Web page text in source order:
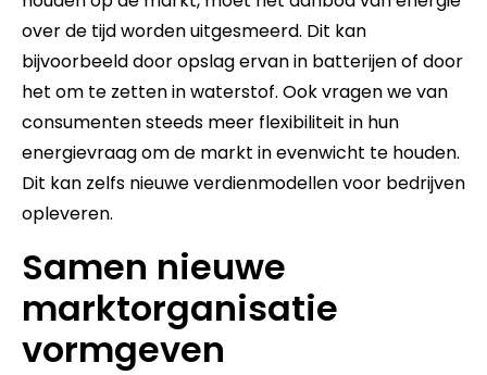
over de tijd worden uitgesmeerd. Dit kan
bijvoorbeeld door opslag ervan in batterijen of door
het om te zetten in waterstof. Ook vragen we van
consumenten steeds meer flexibiliteit in hun
energievraag om de markt in evenwicht te houden.
Dit kan zelfs nieuwe verdienmodellen voor bedrijven
opleveren.
Samen nieuwe
marktorganisatie
vormgeven